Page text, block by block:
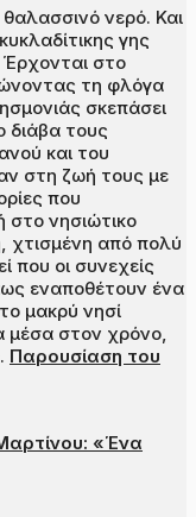
νερό. Και
γης
στο
τη φλόγα
σκεπάσει
διάβα τους
και του
στη ζωή τους με
που
στο νησιώτικο
χτισμένη από πολύ
που οι συνεχείς
εναποθέτουν ένα
μακρύ νησί
μέσα στον χρόνο,
Παρουσίαση του
«Ένα